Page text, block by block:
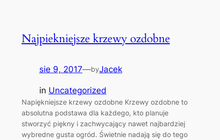
Najpiekniejsze krzewy ozdobne
sie 9, 2017—byJacek
in Uncategorized
Napiękniejsze krzewy ozdobne Krzewy ozdobne to
absolutna podstawa dla każdego, kto planuje
stworzyć piękny i zachwycający nawet najbardziej
wybredne gusta ogród. Świetnie nadają się do tego